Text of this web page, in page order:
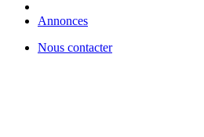
Annonces
Nous contacter